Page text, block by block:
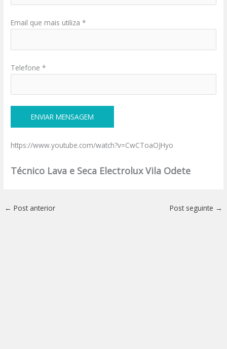
Email que mais utiliza *
Telefone *
https://www.youtube.com/watch?v=CwCToaOJHyo
Técnico Lava e Seca Electrolux Vila Odete
← Post anterior Post seguinte →